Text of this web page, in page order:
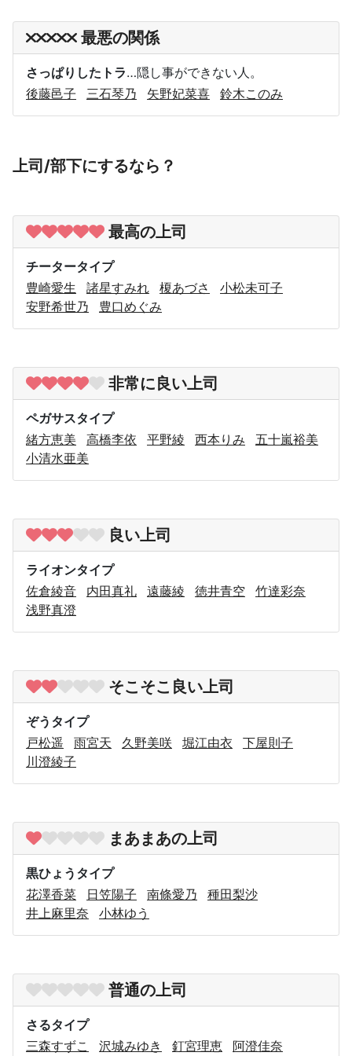
最悪の関係
さっぱりしたトラ…隠し事ができない人。
後藤邑子
三石琴乃 矢野妃菜喜 鈴木このみ
上司/部下にするなら？
最高の上司
チータータイプ
豊崎愛生
諸星すみれ 榎あづさ
小松未可子
安野希世乃
豊口めぐみ
非常に良い上司
ペガサスタイプ
緒方恵美
高橋李依 平野綾 西本りみ
五十嵐裕美
小清水亜美
良い上司
ライオンタイプ
佐倉綾音
内田真礼 遠藤綾 徳井青空
竹達彩奈
浅野真澄
そこそこ良い上司
ぞうタイプ
戸松遥
雨宮天 久野美咲 堀江由衣
下屋則子
川澄綾子
まあまあの上司
黒ひょうタイプ
花澤香菜
日笠陽子 南條愛乃
種田梨沙
井上麻里奈
小林ゆう
普通の上司
さるタイプ
三森すずこ
沢城みゆき 釘宮理恵
阿澄佳奈